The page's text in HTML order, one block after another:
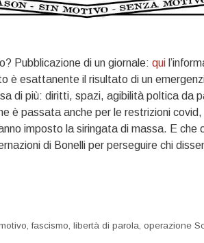
Pubblicazione di un giornale: qui
è esattanente il risultato di un
di più: diritti, spazi, agibilità poltica da
è passata anche per le restrizioni
imposto la siringata di massa. E che
di Bonelli per perseguire chi
,fascismo ,libertà di parola ,operazione